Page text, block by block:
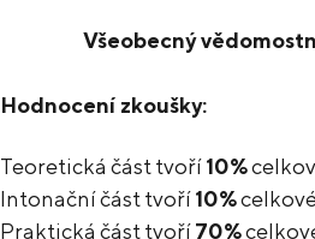
Všeobecný
Hodnocení zkoušky:
Teoretická část tvoří10%
Intonační část tvoří10%
Praktická část tvoří70%